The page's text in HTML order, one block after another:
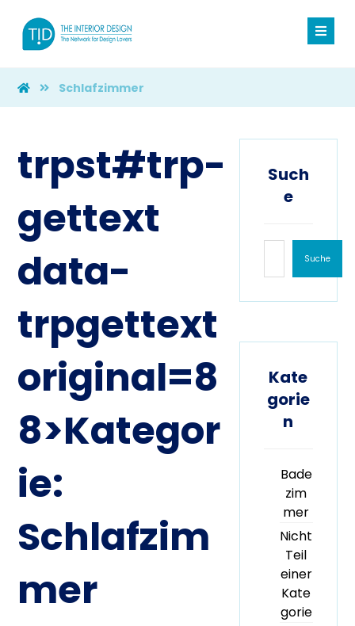
Schlafzimmer
trpst#trp-
gettext
data-
trpgettext
original=8
8>Kategor
ie:
Schlafzim
mer
Such
e
Suche
Kate
gorie
n
Bade
zim
mer
Nicht
Teil
einer
Kate
gorie